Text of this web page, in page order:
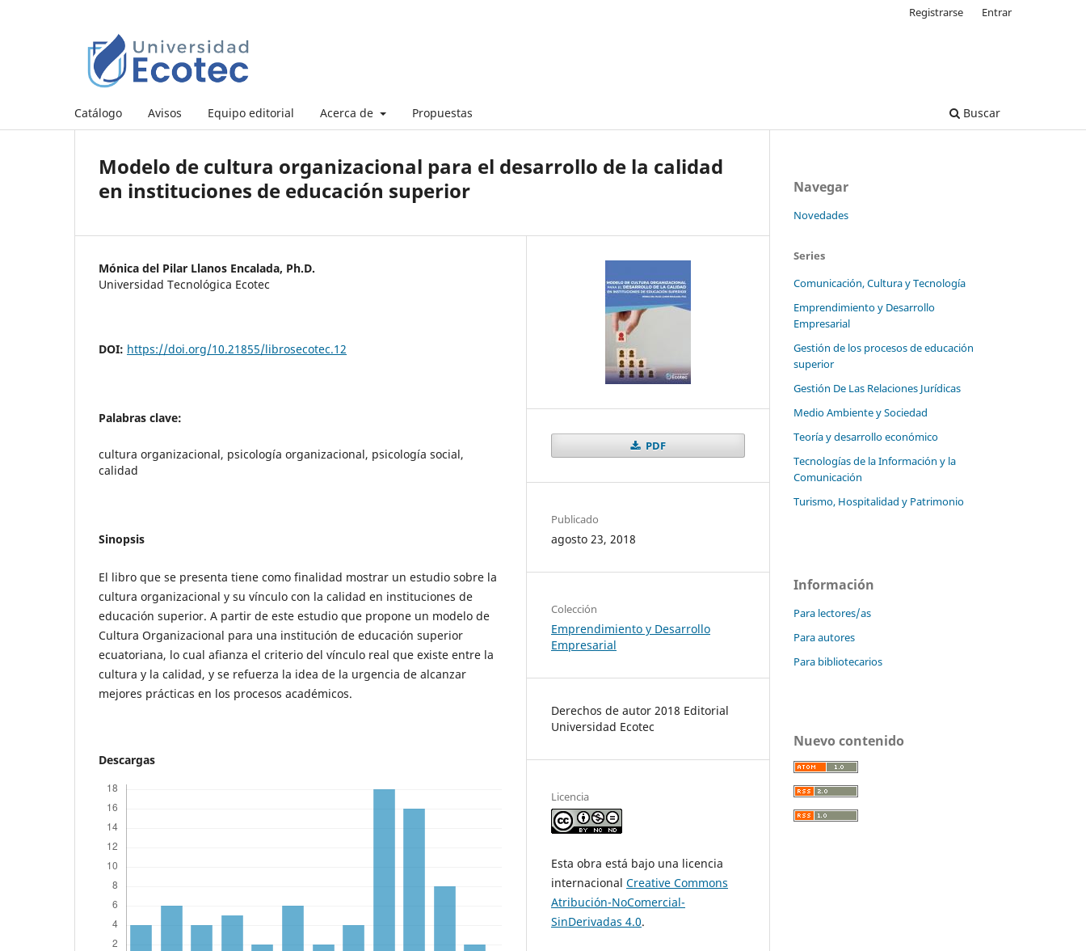
Catálogo Avisos Equipo editorial Acerca de Propuestas Buscar
Registrarse Entrar
Modelo de cultura organizacional para el desarrollo de la calidad
en instituciones de educación superior
Mónica del Pilar Llanos Encalada, Ph.D.
Universidad Tecnológica Ecotec
DOI: https://doi.org/10.21855/librosecotec.12
Palabras clave:
cultura organizacional, psicología organizacional, psicología social,
calidad
Sinopsis
El libro que se presenta tiene como finalidad mostrar un estudio sobre la
cultura organizacional y su vínculo con la calidad en instituciones de
educación superior. A partir de este estudio que propone un modelo de
Cultura Organizacional para una institución de educación superior
ecuatoriana, lo cual afianza el criterio del vínculo real que existe entre la
cultura y la calidad, y se refuerza la idea de la urgencia de alcanzar
mejores prácticas en los procesos académicos.
Descargas
PDF
Publicado
agosto 23, 2018
Colección
Emprendimiento y Desarrollo
Empresarial
Derechos de autor 2018 Editorial
Universidad Ecotec
Licencia
Esta obra está bajo una licencia
internacional Creative Commons
Atribución-NoComercial-
SinDerivadas 4.0.
Navegar
Novedades
Series
Comunicación, Cultura y Tecnología
Emprendimiento y Desarrollo
Empresarial
Gestión de los procesos de educación
superior
Gestión De Las Relaciones Jurídicas
Medio Ambiente y Sociedad
Teoría y desarrollo económico
Tecnologías de la Información y la
Comunicación
Turismo, Hospitalidad y Patrimonio
Información
Para lectores/as
Para autores
Para bibliotecarios
Nuevo contenido